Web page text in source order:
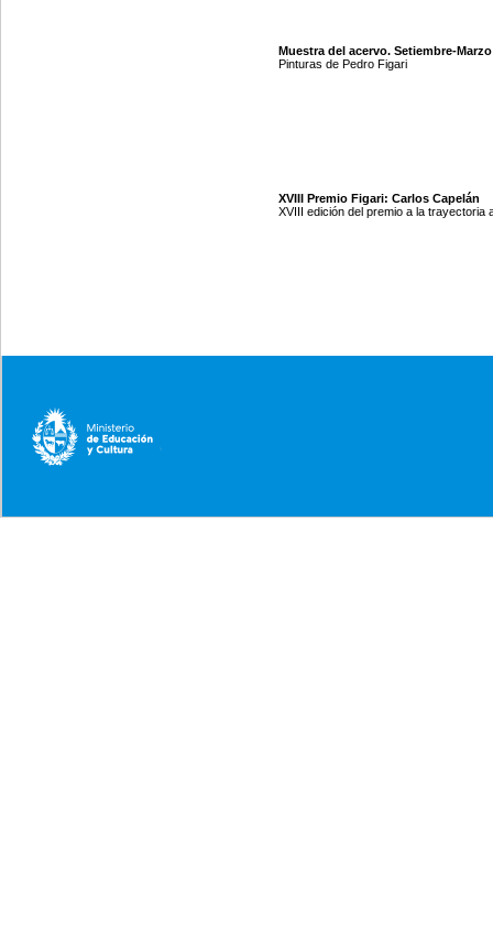
Muestra del acervo. Setiembre-Marzo
Pinturas de Pedro Figari
XVIII Premio Figari: Carlos Capelán
XVIII edición del premio a la trayectoria